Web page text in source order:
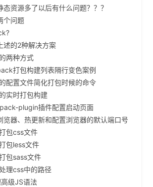
态资源多了以后有什么问题？？？
个问题
述的2种解决方案
两种方式
打包构建列表隔行变色案例
配置文件简化打包时候的命令
实时打包构建
plugin插件配置启动页面
览器、热更新和配置浏览器的默认端口号
包css文件
包less文件
包sass文件
理css中的路径
级JS语法